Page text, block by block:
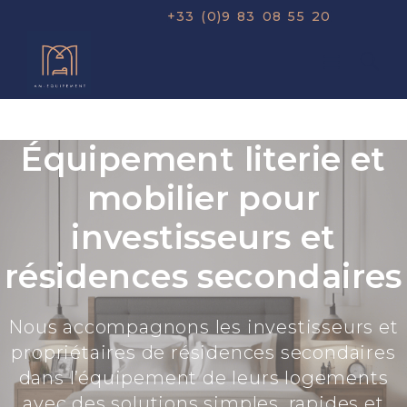
+33 (0)9 83 08 55 20
Équipement literie et
mobilier pour
investisseurs et
résidences secondaires
Nous accompagnons les investisseurs et
propriétaires de résidences secondaires
dans l’équipement de leurs logements